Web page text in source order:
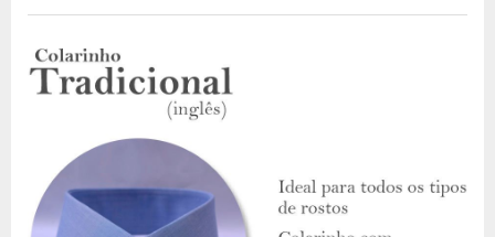
blazer para um visual elegante e formal. Combine com
visual.
Com uma gravata borboleta: Adicione um toque de
elegância ao seu visual usando sua camisa palha com
para um visual clássico.
Com uma calça chino: Combine sua camisa palha com
uma calça chino para um visual casual elegante. Use
com sapatos de couro e um cinto de couro para